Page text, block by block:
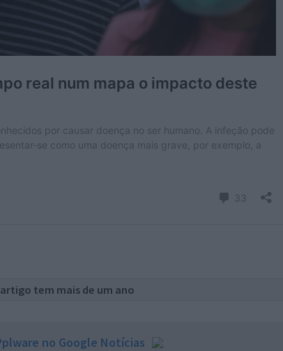
tem mais de um ano
no Google Notícias